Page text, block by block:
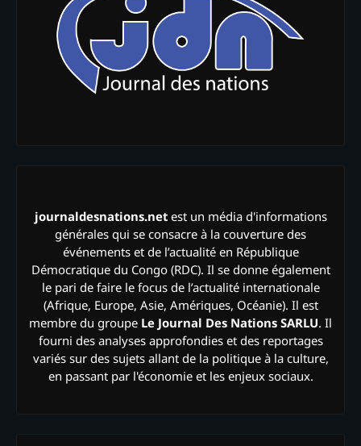
journaldesnations.netest un média d'informations
générales qui se consacre à la couverture des
événements et de l’actualité en République
Démocratique du Congo (RDC). Il se donne également
le pari de faire le focus de l’actualité internationale
(Afrique, Europe, Asie, Amériques, Océanie). Il est
membre du groupe Le Journal Des Nations SARLU. Il
fourni des analyses approfondies et des reportages
variés sur des sujets allant de la politique à la culture,
en passant par l'économie et les enjeux sociaux.